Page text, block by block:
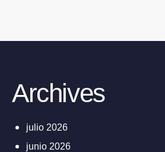
Archives
julio 2026
junio 2026